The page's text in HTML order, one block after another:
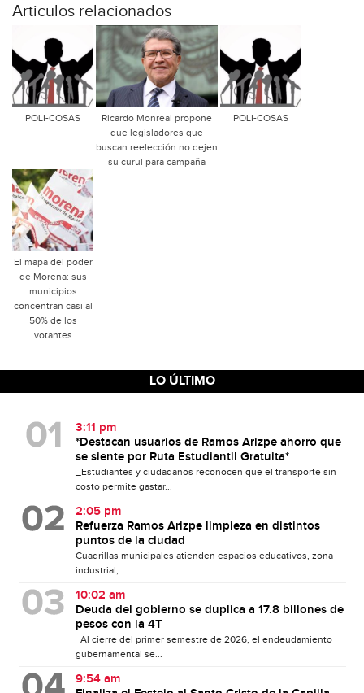
Articulos relacionados
POLI-COSAS
Ricardo Monreal propone
que legisladores que
buscan reelección no dejen
su curul para campaña
POLI-COSAS
El mapa del poder
de Morena: sus
municipios
concentran casi al
50% de los
votantes
LO ÚLTIMO
3:11 pm
*Destacan usuarios de Ramos Arizpe ahorro que
se siente por Ruta Estudiantil Gratuita*
_Estudiantes y ciudadanos reconocen que el transporte sin
costo permite gastar...
2:05 pm
Refuerza Ramos Arizpe limpieza en distintos
puntos de la ciudad
Cuadrillas municipales atienden espacios educativos, zona
industrial,...
10:02 am
Deuda del gobierno se duplica a 17.8 billones de
pesos con la 4T
Al cierre del primer semestre de 2026, el endeudamiento
gubernamental se...
9:54 am